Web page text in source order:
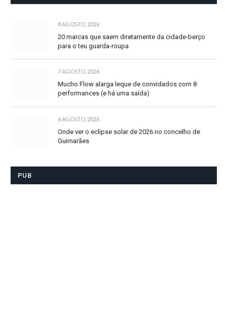
8 AGOSTO, 2026
20 marcas que saem diretamente da cidade-berço
para o teu guarda-roupa
7 AGOSTO, 2026
Mucho Flow alarga leque de convidados com 8
performances (e há uma saída)
6 AGOSTO, 2026
Onde ver o eclipse solar de 2026 no concelho de
Guimarães
PUB